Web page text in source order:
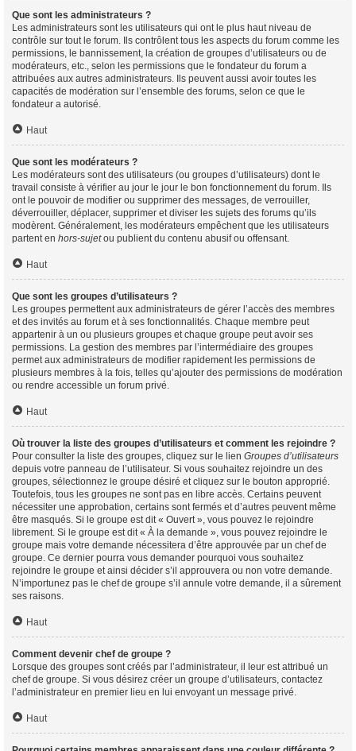
Que sont les administrateurs ?
Les administrateurs sont les utilisateurs qui ont le plus haut niveau de
contrôle sur tout le forum. Ils contrôlent tous les aspects du forum comme les
permissions, le bannissement, la création de groupes d’utilisateurs ou de
modérateurs, etc., selon les permissions que le fondateur du forum a
attribuées aux autres administrateurs. Ils peuvent aussi avoir toutes les
capacités de modération sur l’ensemble des forums, selon ce que le
fondateur a autorisé.
Haut
Que sont les modérateurs ?
Les modérateurs sont des utilisateurs (ou groupes d’utilisateurs) dont le
travail consiste à vérifier au jour le jour le bon fonctionnement du forum. Ils
ont le pouvoir de modifier ou supprimer des messages, de verrouiller,
déverrouiller, déplacer, supprimer et diviser les sujets des forums qu’ils
modèrent. Généralement, les modérateurs empêchent que les utilisateurs
partent en hors-sujetou publient du contenu abusif ou offensant.
Haut
Que sont les groupes d’utilisateurs ?
Les groupes permettent aux administrateurs de gérer l’accès des membres
et des invités au forum et à ses fonctionnalités. Chaque membre peut
appartenir à un ou plusieurs groupes et chaque groupe peut avoir ses
permissions. La gestion des membres par l’intermédiaire des groupes
permet aux administrateurs de modifier rapidement les permissions de
plusieurs membres à la fois, telles qu’ajouter des permissions de modération
ou rendre accessible un forum privé.
Haut
Où trouver la liste des groupes d’utilisateurs et comment les rejoindre ?
Pour consulter la liste des groupes, cliquez sur le lien Groupes d’utilisateurs
depuis votre panneau de l’utilisateur. Si vous souhaitez rejoindre un des
groupes, sélectionnez le groupe désiré et cliquez sur le bouton approprié.
Toutefois, tous les groupes ne sont pas en libre accès. Certains peuvent
nécessiter une approbation, certains sont fermés et d’autres peuvent même
être masqués. Si le groupe est dit « Ouvert », vous pouvez le rejoindre
librement. Si le groupe est dit « À la demande », vous pouvez rejoindre le
groupe mais votre demande nécessitera d’être approuvée par un chef de
groupe. Ce dernier pourra vous demander pourquoi vous souhaitez
rejoindre le groupe et ainsi décider s’il approuvera ou non votre demande.
N’importunez pas le chef de groupe s’il annule votre demande, il a sûrement
ses raisons.
Haut
Comment devenir chef de groupe ?
Lorsque des groupes sont créés par l’administrateur, il leur est attribué un
chef de groupe. Si vous désirez créer un groupe d’utilisateurs, contactez
l’administrateur en premier lieu en lui envoyant un message privé.
Haut